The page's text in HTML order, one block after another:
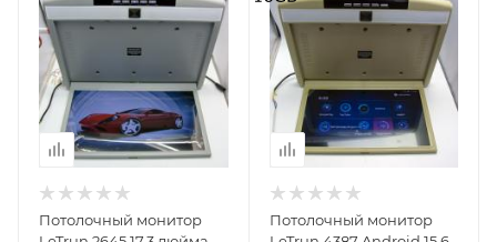
Потолочный монитор
Потолочный монитор